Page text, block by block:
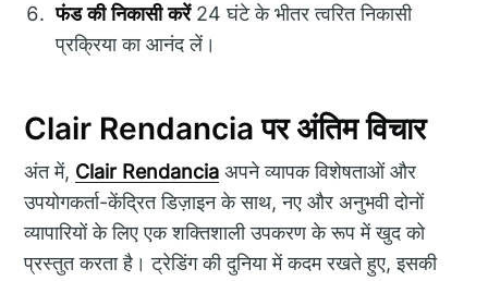
फंड की निकासी करें24 घंटे के भीतर त्वरित निकासी
प्रक्रिया का आनंद लें।
Clair Rendancia पर अंतिम विचार
अंत में, Clair Rendancia अपने व्यापक विशेषताओं और
उपयोगकर्ता-केंद्रित डिज़ाइन के साथ, नए और अनुभवी दोनों
व्यापारियों के लिए एक शक्तिशाली उपकरण के रूप में खुद को
प्रस्तुत करता है। ट्रेडिंग की दुनिया में कदम रखते हुए, इसकी